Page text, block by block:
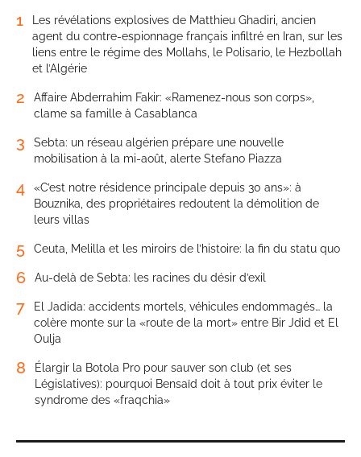
1
Les révélations explosives de Matthieu Ghadiri, ancien
agent du contre-espionnage français infiltré en Iran, sur les
liens entre le régime des Mollahs, le Polisario, le Hezbollah
et l’Algérie
2
Affaire Abderrahim Fakir: «Ramenez-nous son corps»,
clame sa famille à Casablanca
3
Sebta: un réseau algérien prépare une nouvelle
mobilisation à la mi-août, alerte Stefano Piazza
4
«C’est notre résidence principale depuis 30 ans»: à
Bouznika, des propriétaires redoutent la démolition de
leurs villas
5 Ceuta, Melilla et les miroirs de l’histoire: la fin du statu quo
6 Au-delà de Sebta: les racines du désir d’exil
7
El Jadida: accidents mortels, véhicules endommagés… la
colère monte sur la «route de la mort» entre Bir Jdid et El
Oulja
8
Élargir la Botola Pro pour sauver son club (et ses
Législatives): pourquoi Bensaïd doit à tout prix éviter le
syndrome des «fraqchia»